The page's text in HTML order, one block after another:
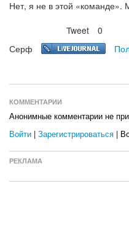
Нет, я не в этой «команде».
Tweet
0
Серф
КОММЕНТАРИИ
Анонимные комментарии не
Войти | Зарегистрироваться |
РЕКЛАМА